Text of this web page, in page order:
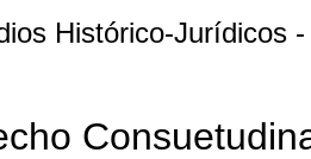
Histórico-Jurídicos